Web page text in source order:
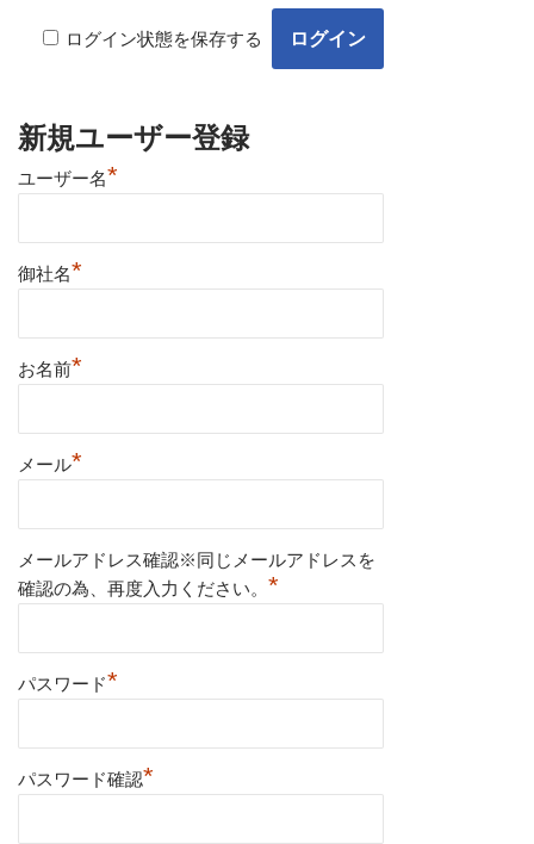
ログイン状態を保存する
新規ユーザー登録
ユーザー名*
御社名*
お名前*
メール*
メールアドレス確認※同じメールアドレスを
確認の為、再度入力ください。 *
パスワード*
パスワード確認*